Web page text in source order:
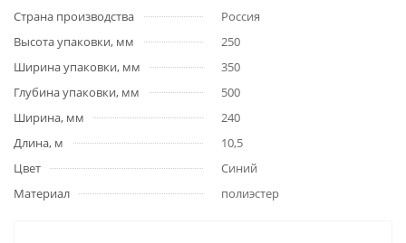
Страна производства
Россия
Высота упаковки, мм
250
Ширина упаковки, мм
350
Глубина упаковки, мм
500
Ширина, мм
240
Длина, м
10,5
Цвет
Синий
Материал
полиэстер